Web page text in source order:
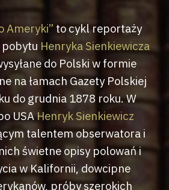
Ameryki” to cykl reportaży
pobytu Henryka Sienkiewicza
do Polski w formie
na łamach Gazety Polskiej
do grudnia 1878 roku. W
USAHenryk Sienkiewicz
talentem obserwatora i
świetne opisy polowań i
w Kalifornii, dowcipne
próby szerokich